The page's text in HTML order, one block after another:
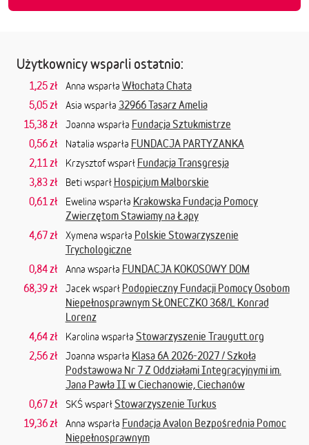
Użytkownicy wsparli ostatnio:
1,25 zł Anna wsparła Włochata Chata
5,05 zł
Asia wsparła 32966 Tasarz Amelia
15,38 zł
Joanna wsparła Fundacja Sztukmistrze
0,56 zł
Natalia wsparła FUNDACJA PARTYZANKA
2,11 zł
Krzysztof wsparł Fundacja Transgresja
3,83 zł
Beti wsparł Hospicjum Malborskie
0,61 zł
Ewelina wsparła Krakowska Fundacja Pomocy
Zwierzętom Stawiamy na Łapy
4,67 zł
Xymena wsparła Polskie Stowarzyszenie
Trychologiczne
0,84 zł
Anna wsparła FUNDACJA KOKOSOWY DOM
68,39 zł
Jacek wsparł Podopieczny Fundacji Pomocy Osobom
Niepełnosprawnym SŁONECZKO 368/L Konrad
Lorenz
4,64 zł
Karolina wsparła Stowarzyszenie Traugutt.org
2,56 zł
Joanna wsparła Klasa 6A 2026-2027 / Szkoła
Podstawowa Nr 7 Z Oddziałami Integracyjnymi im.
Jana Pawła II w Ciechanowie, Ciechanów
0,67 zł
SKŚ wsparł Stowarzyszenie Turkus
19,36 zł
Anna wsparła Fundacja Avalon Bezpośrednia Pomoc
Niepełnosprawnym